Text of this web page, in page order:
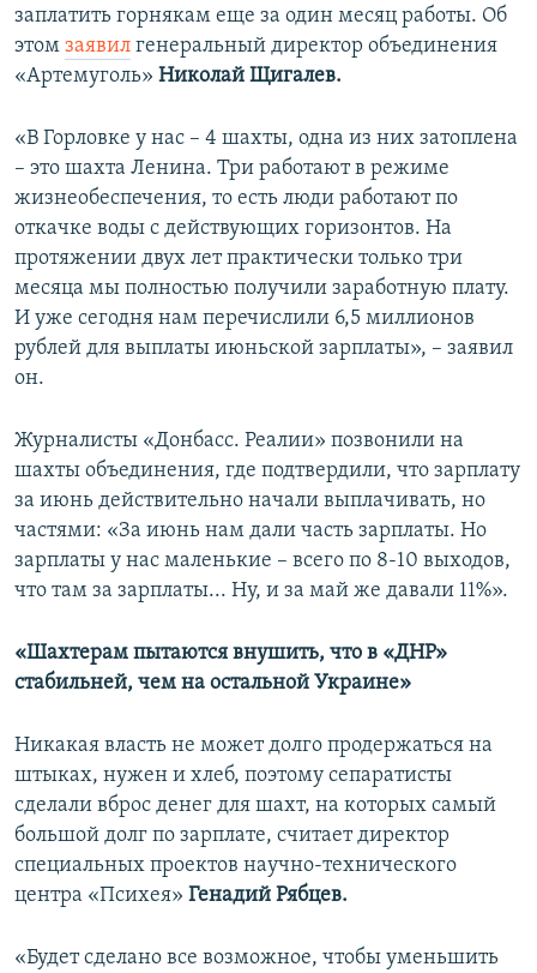
заплатить горнякам еще за один месяц работы. Об
этом заявил генеральный директор объединения
«Артемуголь» Николай Щигалев.
«В Горловке у нас – 4 шахты, одна из них затоплена
– это шахта Ленина. Три работают в режиме
жизнеобеспечения, то есть люди работают по
откачке воды с действующих горизонтов. На
протяжении двух лет практически только три
месяца мы полностью получили заработную плату.
И уже сегодня нам перечислили 6,5 миллионов
рублей для выплаты июньской зарплаты», – заявил
он.
Журналисты «Донбасс. Реалии» позвонили на
шахты объединения, где подтвердили, что зарплату
за июнь действительно начали выплачивать, но
частями: «За июнь нам дали часть зарплаты. Но
зарплаты у нас маленькие – всего по 8-10 выходов,
что там за зарплаты... Ну, и за май же давали 11%».
«Шахтерам пытаются внушить, что в «ДНР»
стабильней, чем на остальной Украине»
Никакая власть не может долго продержаться на
штыках, нужен и хлеб, поэтому сепаратисты
сделали вброс денег для шахт, на которых самый
большой долг по зарплате, считает директор
специальных проектов научно-технического
центра «Психея» Генадий Рябцев.
«Будет сделано все возможное, чтобы уменьшить